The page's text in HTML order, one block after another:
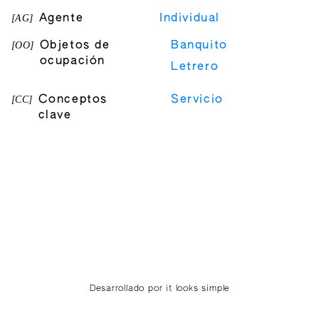
[AG] Agente Individual
[OO] Objetos de
ocupación
Banquito
Letrero
[CC] Conceptos
clave
Servicio
Desarrollado por it looks simple